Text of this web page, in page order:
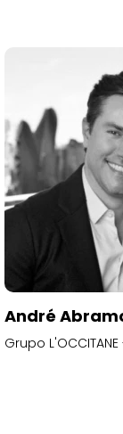
André
Grupo